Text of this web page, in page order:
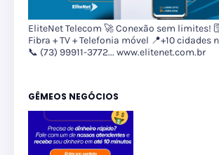
EliteNet Telecom 🚀 Conexão sem limites!
Fibra + TV + Telefonia móvel 📍+10 cidades
📞 (73) 99911-3772... www.elitenet.com.br
GÊMEOS NEGÓCIOS